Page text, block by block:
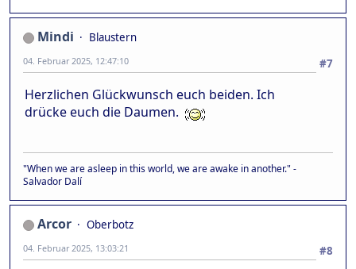
Mindi
Blaustern
#7
04. Februar 2025, 12:47:10
Herzlichen Glückwunsch euch beiden. Ich
drücke euch die Daumen.
"When we are asleep in this world, we are awake in another." -
Salvador Dalí
Arcor
Oberbotz
#8
04. Februar 2025, 13:03:21